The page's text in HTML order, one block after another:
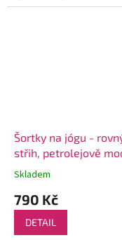
Šortky na jógu -
střih, petrolejově
kytička
Skladem
790 Kč
DETAIL